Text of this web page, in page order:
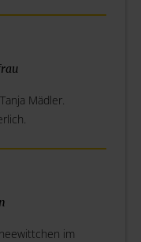
Mädler.
im